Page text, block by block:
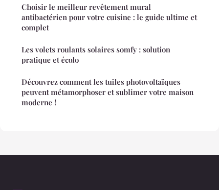
Choisir le meilleur revêtement mural
antibactérien pour votre cuisine : le guide ultime et
complet
Les volets roulants solaires somfy : solution
pratique et écolo
Découvrez comment les tuiles photovoltaïques
peuvent métamorphoser et sublimer votre maison
moderne !